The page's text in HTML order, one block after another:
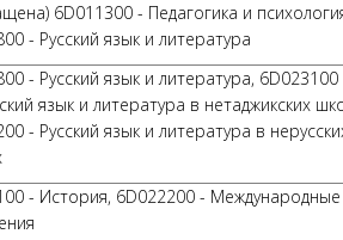
6D011300 - Педагогика и
- Русский язык и литература
- Русский язык и литература, 6D023100
язык и литература в нетаджикских
- Русский язык и литература в
- История, 6D022200 - Международные